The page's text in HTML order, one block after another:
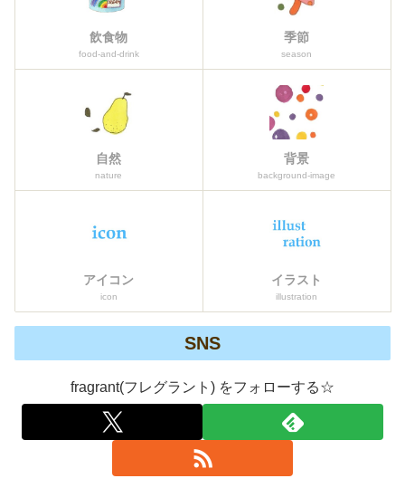
飲食物
food-and-drink
季節
season
自然
nature
背景
background-image
アイコン
icon
イラスト
illustration
SNS
fragrant(フレグラント) をフォローする☆